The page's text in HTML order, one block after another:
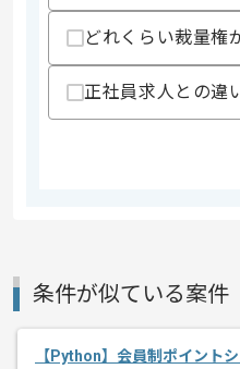
・
・
・
・
精算・お支払い
精
どれくらい裁量権
正社員求人との違
条件が似ている案件
【Python】会員制ポイント